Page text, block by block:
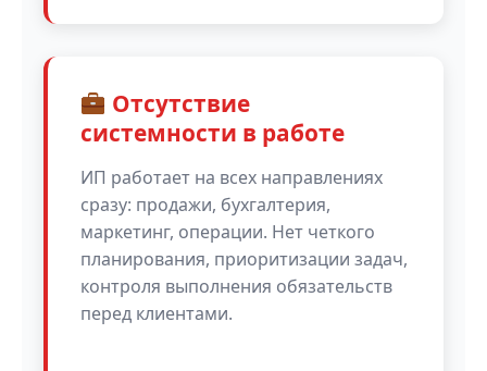
Отсутствие
системности в работе
ИП работает на всех направлениях
сразу: продажи, бухгалтерия,
маркетинг, операции. Нет четкого
планирования, приоритизации задач,
контроля выполнения обязательств
перед клиентами.